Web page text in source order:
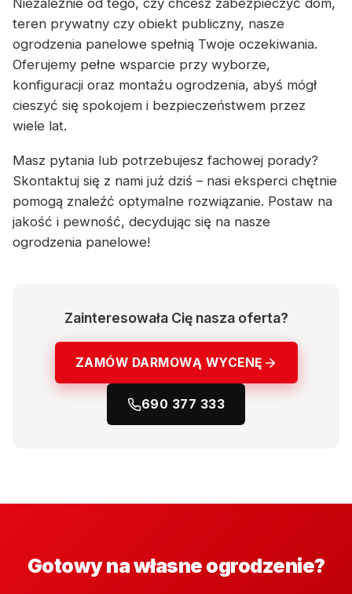
Niezależnie od tego, czy chcesz zabezpieczyć dom,
teren prywatny czy obiekt publiczny, nasze
ogrodzenia panelowe spełnią Twoje oczekiwania.
Oferujemy pełne wsparcie przy wyborze,
konfiguracji oraz montażu ogrodzenia, abyś mógł
cieszyć się spokojem i bezpieczeństwem przez
wiele lat.
Masz pytania lub potrzebujesz fachowej porady?
Skontaktuj się z nami już dziś – nasi eksperci chętnie
pomogą znaleźć optymalne rozwiązanie. Postaw na
jakość i pewność, decydując się na nasze
ogrodzenia panelowe!
Zainteresowała Cię nasza oferta?
ZAMÓW DARMOWĄ WYCENĘ
690 377 333
Gotowy na własne ogrodzenie?